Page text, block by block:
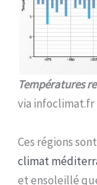
Températures
via infoclimat.fr
Ces régions
climat
et ensoleillé